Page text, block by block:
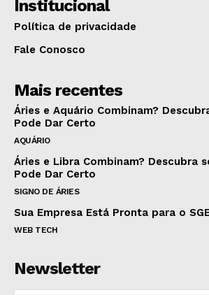
Institucional
Política de privacidade
Fale Conosco
Mais recentes
Áries e Aquário Combinam?
Pode Dar Certo
AQUÁRIO
Áries e Libra Combinam? Descubra
Pode Dar Certo
SIGNO DE ÁRIES
Sua Empresa Está Pronta para o
WEB TECH
Newsletter